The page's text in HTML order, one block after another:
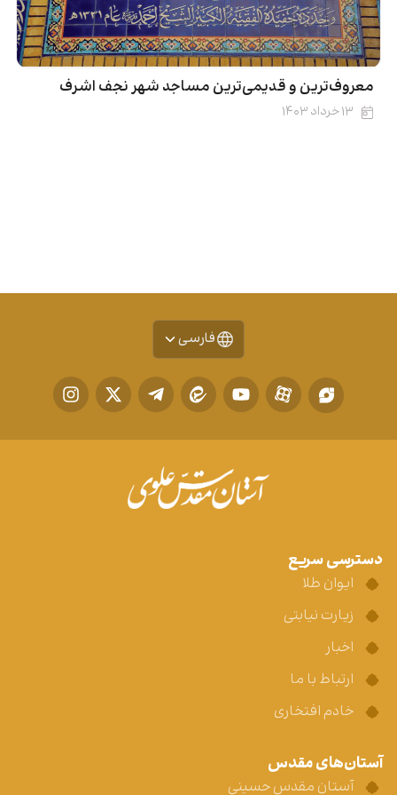
معروف‌ترین و قدیمی‌ترین مساجد شهر نجف اشرف
۱۳ خرداد ۱۴۰۳
فارسی
دسترسی سریع
ایوان طلا
زیارت نیابتی
اخبار
ارتباط با ما
خادم افتخاری
آستان‌های مقدس
آستان مقدس حسینی